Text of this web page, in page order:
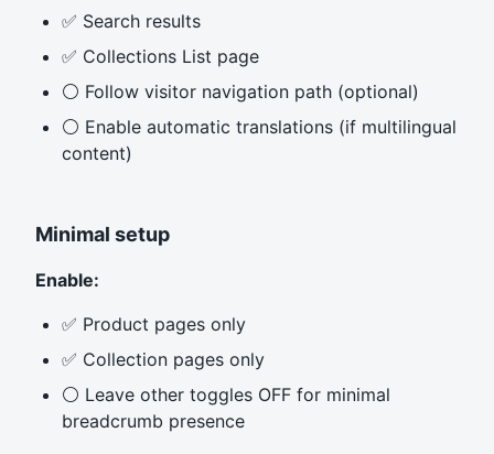
✅ Search results
✅ Collections List page
⚪ Follow visitor navigation path (optional)
⚪ Enable automatic translations (if multilingual
content)
Minimal setup
Enable:
✅ Product pages only
✅ Collection pages only
⚪ Leave other toggles OFF for minimal
breadcrumb presence